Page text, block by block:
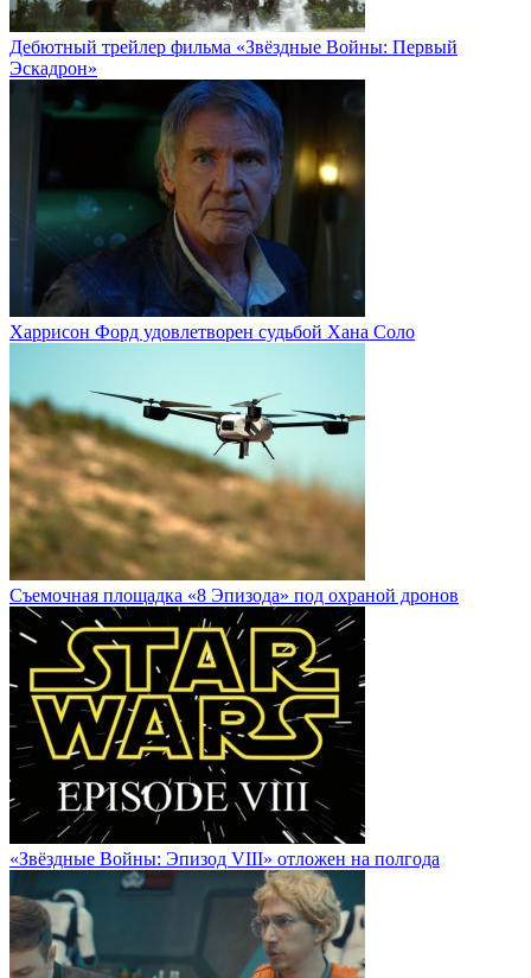
Дебютный трейлер фильма «Звёздные Войны: Первый
Эскадрон»
Харрисон Форд удовлетворен судьбой Хана Соло
Cъемочная площадка «8 Эпизода» под охраной дронов
«Звёздные Войны: Эпизод VIII» отложен на полгода